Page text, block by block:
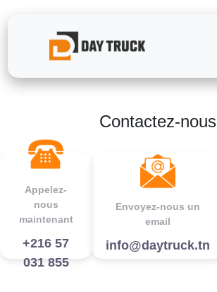
Contactez-nous
Appelez-
nous
maintenant
+216 57
031 855
Envoyez-nous un
email
info@daytruck.tn